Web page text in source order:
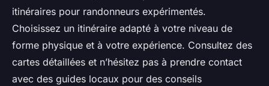
itinéraires pour randonneurs expérimentés.
Choisissez un itinéraire adapté à votre niveau de
forme physique et à votre expérience. Consultez des
cartes détaillées et n’hésitez pas à prendre contact
avec des guides locaux pour des conseils